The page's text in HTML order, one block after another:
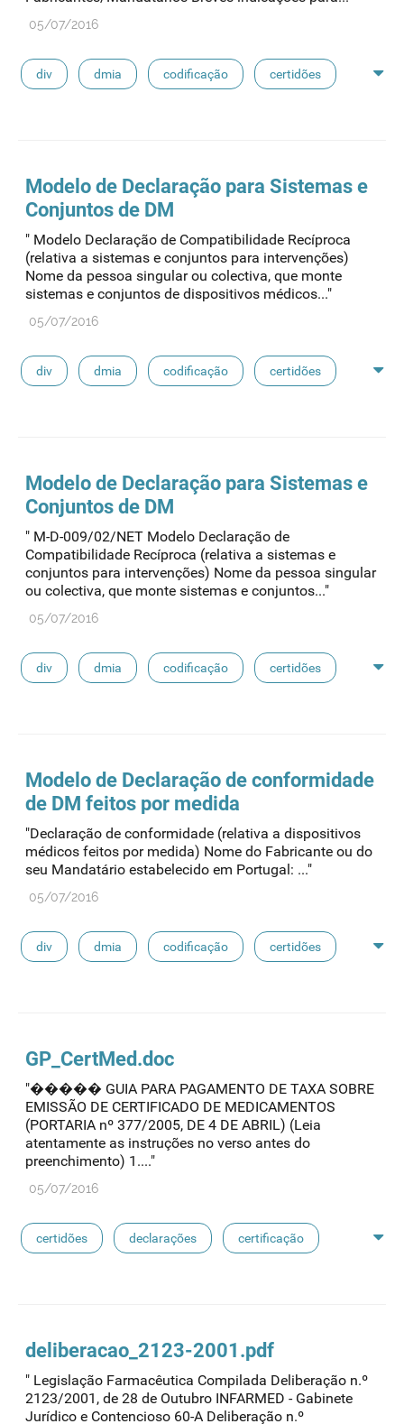
05/07/2016
div dmia codificação certidões
Modelo de Declaração para Sistemas e
Conjuntos de DM
" Modelo Declaração de Compatibilidade Recíproca
(relativa a sistemas e conjuntos para intervenções)
Nome da pessoa singular ou colectiva, que monte
sistemas e conjuntos de dispositivos médicos..."
05/07/2016
div dmia codificação certidões
Modelo de Declaração para Sistemas e
Conjuntos de DM
" M-D-009/02/NET Modelo Declaração de
Compatibilidade Recíproca (relativa a sistemas e
conjuntos para intervenções) Nome da pessoa singular
ou colectiva, que monte sistemas e conjuntos..."
05/07/2016
div dmia codificação certidões
Modelo de Declaração de conformidade
de DM feitos por medida
"Declaração de conformidade (relativa a dispositivos
médicos feitos por medida) Nome do Fabricante ou do
seu Mandatário estabelecido em Portugal: ..."
05/07/2016
div dmia codificação certidões
GP_CertMed.doc
"����� GUIA PARA PAGAMENTO DE TAXA SOBRE
EMISSÃO DE CERTIFICADO DE MEDICAMENTOS
(PORTARIA nº 377/2005, DE 4 DE ABRIL) (Leia
atentamente as instruções no verso antes do
preenchimento) 1...."
05/07/2016
certidões declarações certificação
medicamentos de referência
deliberacao _2123-2001.pdf
" Legislação Farmacêutica Compilada Deliberação n.º
2123/2001, de 28 de Outubro INFARMED - Gabinete
Jurídico e Contencioso 60-A Deliberação n.º